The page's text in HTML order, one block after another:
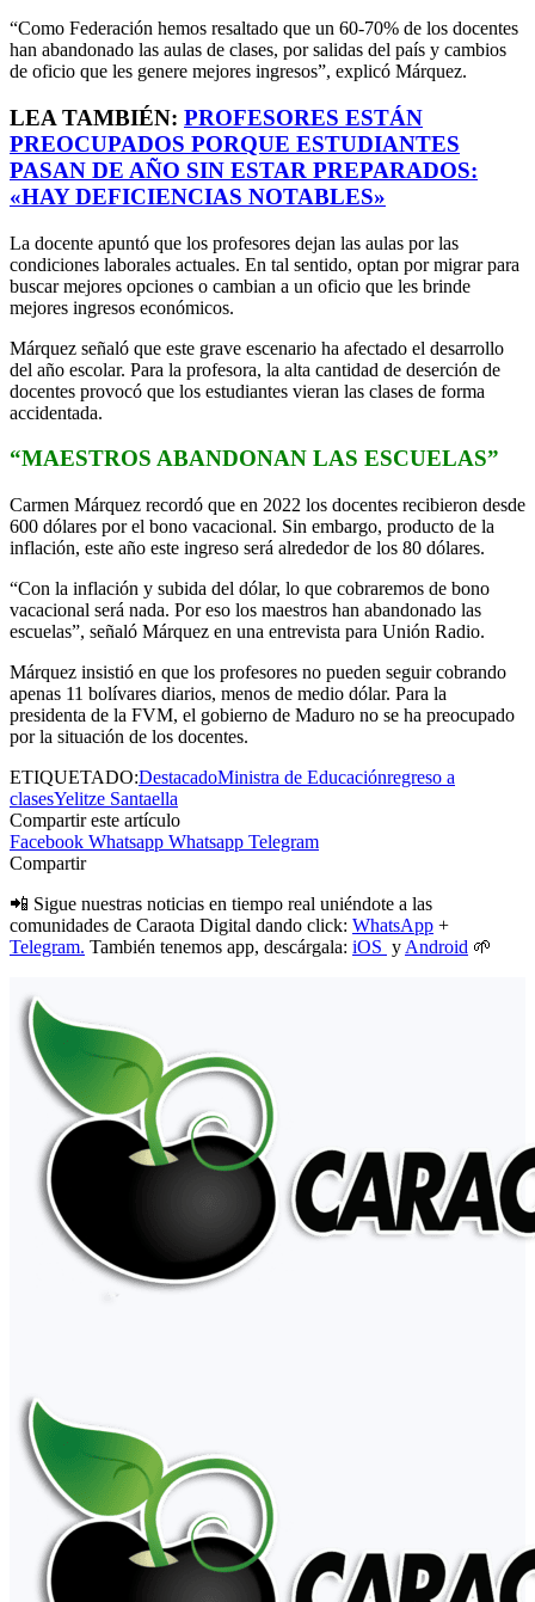
“Como Federación hemos resaltado que un 60-70% de los docentes
han abandonado las aulas de clases, por salidas del país y cambios
de oficio que les genere mejores ingresos”, explicó Márquez.
LEA TAMBIÉN: PROFESORES ESTÁN
PREOCUPADOS PORQUE ESTUDIANTES
PASAN DE AÑO SIN ESTAR PREPARADOS:
«HAY DEFICIENCIAS NOTABLES»
La docente apuntó que los profesores dejan las aulas por las
condiciones laborales actuales. En tal sentido, optan por migrar para
buscar mejores opciones o cambian a un oficio que les brinde
mejores ingresos económicos.
Márquez señaló que este grave escenario ha afectado el desarrollo
del año escolar. Para la profesora, la alta cantidad de deserción de
docentes provocó que los estudiantes vieran las clases de forma
accidentada.
“MAESTROS ABANDONAN LAS ESCUELAS”
Carmen Márquez recordó que en 2022 los docentes recibieron desde
600 dólares por el bono vacacional. Sin embargo, producto de la
inflación, este año este ingreso será alrededor de los 80 dólares.
“Con la inflación y subida del dólar, lo que cobraremos de bono
vacacional será nada. Por eso los maestros han abandonado las
escuelas”, señaló Márquez en una entrevista para Unión Radio.
Márquez insistió en que los profesores no pueden seguir cobrando
apenas 11 bolívares diarios, menos de medio dólar. Para la
presidenta de la FVM, el gobierno de Maduro no se ha preocupado
por la situación de los docentes.
ETIQUETADO:DestacadoMinistra de Educaciónregreso a
clasesYelitze Santaella
Compartir este artículo
Facebook Whatsapp Whatsapp Telegram
Compartir
📲 Sigue nuestras noticias en tiempo real uniéndote a las
comunidades de Caraota Digital dando click: WhatsApp +
Telegram. También tenemos app, descárgala: iOS y Android 🌱